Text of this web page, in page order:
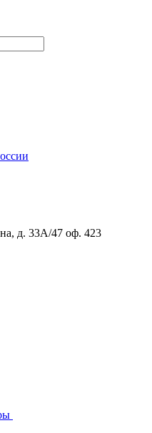
д. 33А/47 оф. 423